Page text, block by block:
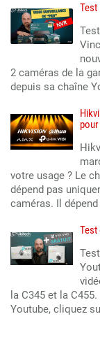
Test
2 caméras de la
depuis sa chaîne
votre usage ? Le
dépend pas
caméras. Il
Test
la C345 et la
Youtube, cliquez